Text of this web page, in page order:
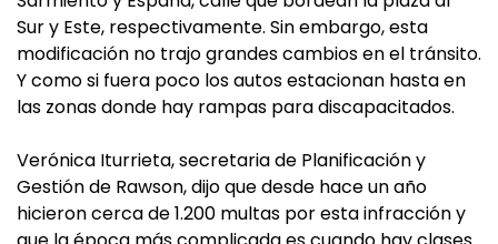
Sur y Este, respectivamente. Sin embargo, esta
modificación no trajo grandes cambios en el tránsito.
Y como si fuera poco los autos estacionan hasta en
las zonas donde hay rampas para discapacitados.
Verónica Iturrieta, secretaria de Planificación y
Gestión de Rawson, dijo que desde hace un año
hicieron cerca de 1.200 multas por esta infracción y